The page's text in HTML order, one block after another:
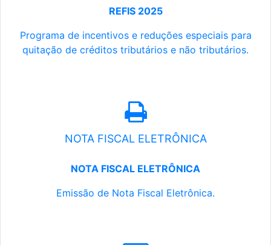
REFIS 2025
Programa de incentivos e reduções especiais para
quitação de créditos tributários e não tributários.
NOTA FISCAL ELETRÔNICA
NOTA FISCAL ELETRÔNICA
Emissão de Nota Fiscal Eletrônica.